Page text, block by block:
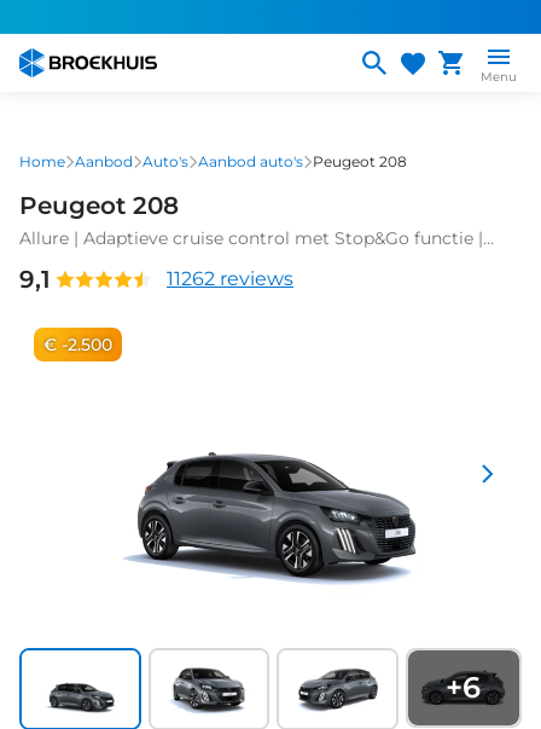
naar
gaan
Menu
Home Aanbod Auto's Aanbod auto's Peugeot 208
Peugeot 208
Allure | Adaptieve cruise control met Stop&Go functie |
en achterruit
9,1 11262 reviews
€ -2.500
+6